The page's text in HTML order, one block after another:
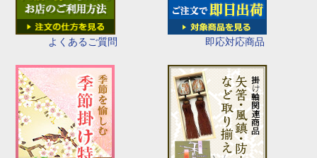
よくあるご質問 即応対応商品